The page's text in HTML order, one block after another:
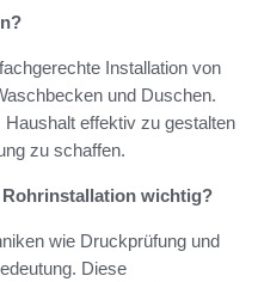
Installation von
und Duschen.
effektiv zu gestalten
zu schaffen.
Rohrinstallation wichtig?
wie Druckprüfung und
Diese